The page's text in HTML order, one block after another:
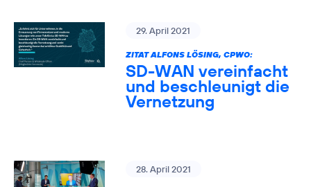
29. April 2021
ZITAT ALFONS LÖSING, CPWO:
SD-WAN vereinfacht
und beschleunigt die
Vernetzung
28. April 2021